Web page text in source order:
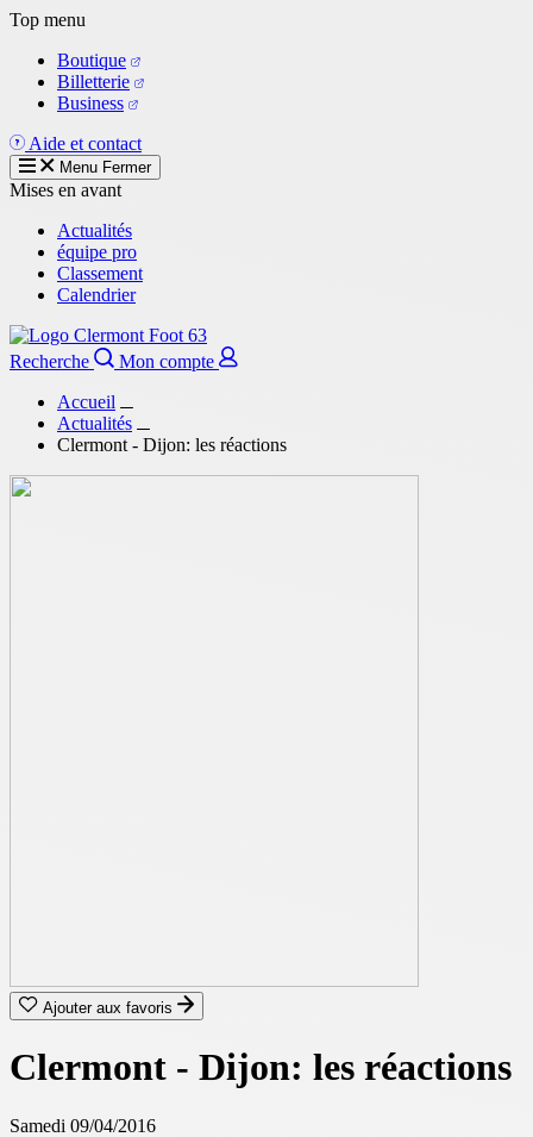
Aller
contenu
principal
Top menu
Boutique
Billetterie
Business
Aide et contact
Menu Fermer
Mises en avant
Actualités
équipe pro
Classement
Calendrier
Recherche
Mon compte
Accueil
Actualités
Clermont - Dijon: les réactions
Ajouter aux favoris
Clermont - Dijon: les réactions
Samedi 09/04/2016